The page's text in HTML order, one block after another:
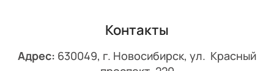
Контакты
Адрес: 630049, г. Новосибирск, ул. Красный